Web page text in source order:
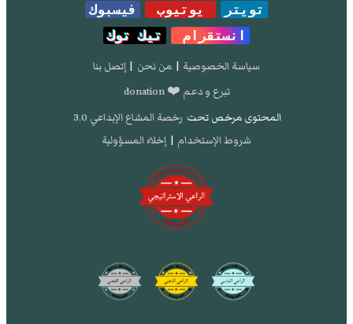
تويتر يوتيوب
فيسبوك
انستقرام
تيك توك
سياسة الخصوصية | من نحن | إتصل بنا
تبرع و دعم ❤️ donation
المحتوى مرخص تحت رخصة المشاع الإبداعي 3.0
شروط الإستخدام | إخلاء المسؤولية